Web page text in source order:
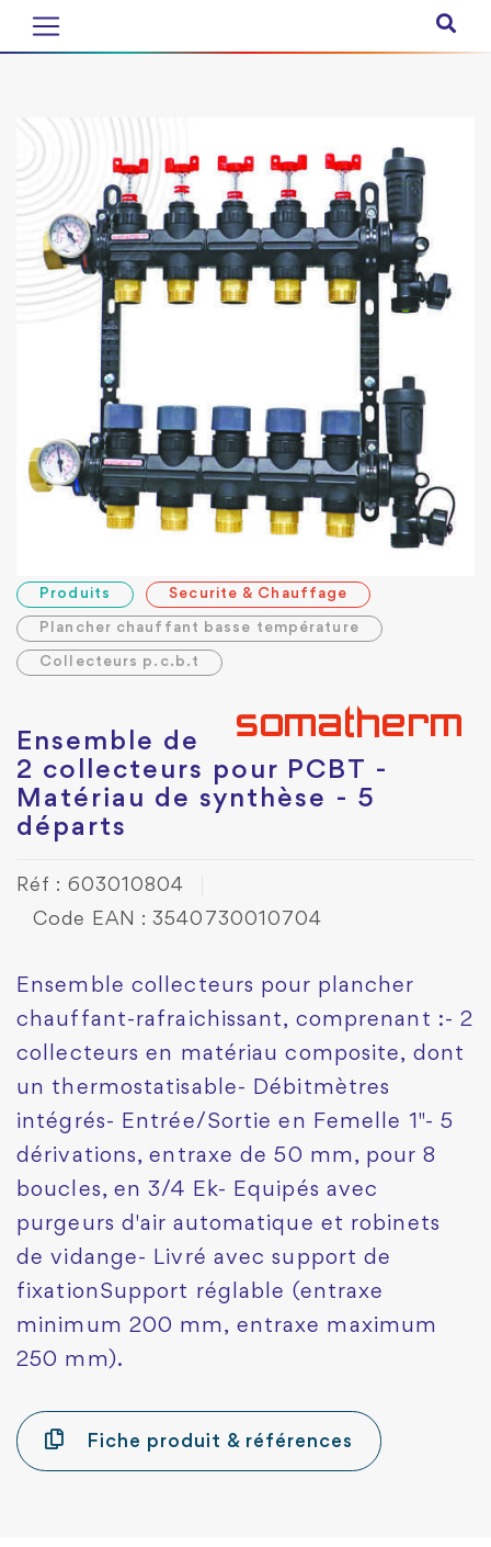
Produits Securite & Chauffage
Plancher chauffant basse température
Collecteurs p.c.b.t
Ensemble de
2 collecteurs pour PCBT -
Matériau de synthèse - 5
départs
Réf : 603010804
Code EAN : 3540730010704
Ensemble collecteurs pour plancher
chauffant-rafraichissant, comprenant :- 2
collecteurs en matériau composite, dont
un thermostatisable- Débitmètres
intégrés- Entrée/Sortie en Femelle 1"- 5
dérivations, entraxe de 50 mm, pour 8
boucles, en 3/4 Ek- Equipés avec
purgeurs d'air automatique et robinets
de vidange- Livré avec support de
fixationSupport réglable (entraxe
minimum 200 mm, entraxe maximum
250 mm).
Fiche produit & références